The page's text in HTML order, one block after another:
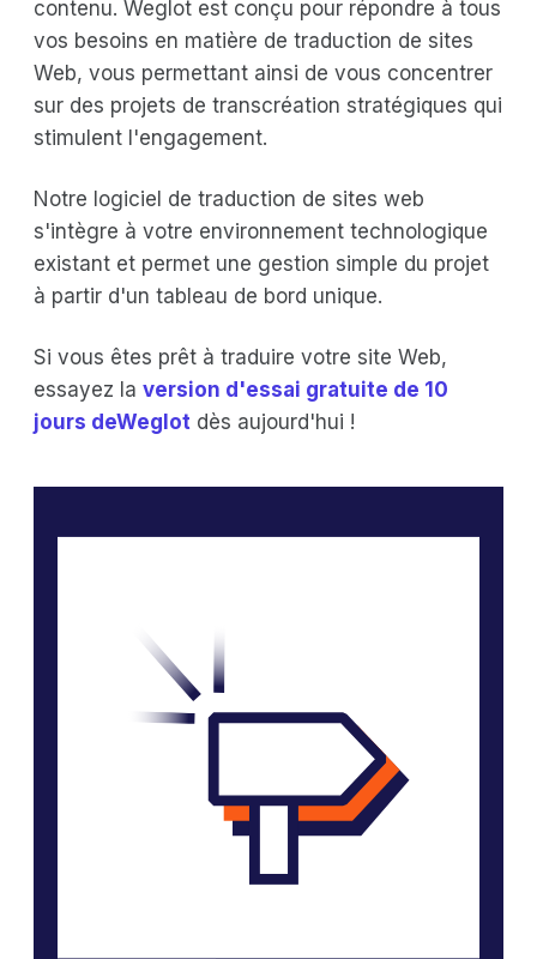
contenu. Weglot est conçu pour répondre à tous
vos besoins en matière de traduction de sites
Web, vous permettant ainsi de vous concentrer
sur des projets de transcréation stratégiques qui
stimulent l'engagement.
Notre logiciel de traduction de sites web
s'intègre à votre environnement technologique
existant et permet une gestion simple du projet
à partir d'un tableau de bord unique.
Si vous êtes prêt à traduire votre site Web,
essayez la version d'essai gratuite de 10
jours deWeglot dès aujourd'hui !